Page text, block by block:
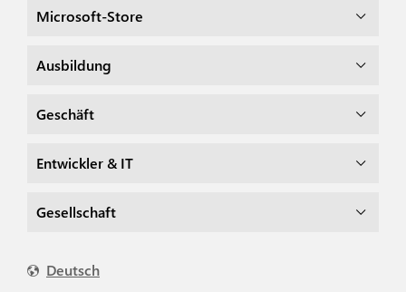
Microsoft-Store
Ausbildung
Geschäft
Entwickler & IT
Gesellschaft
Deutsch